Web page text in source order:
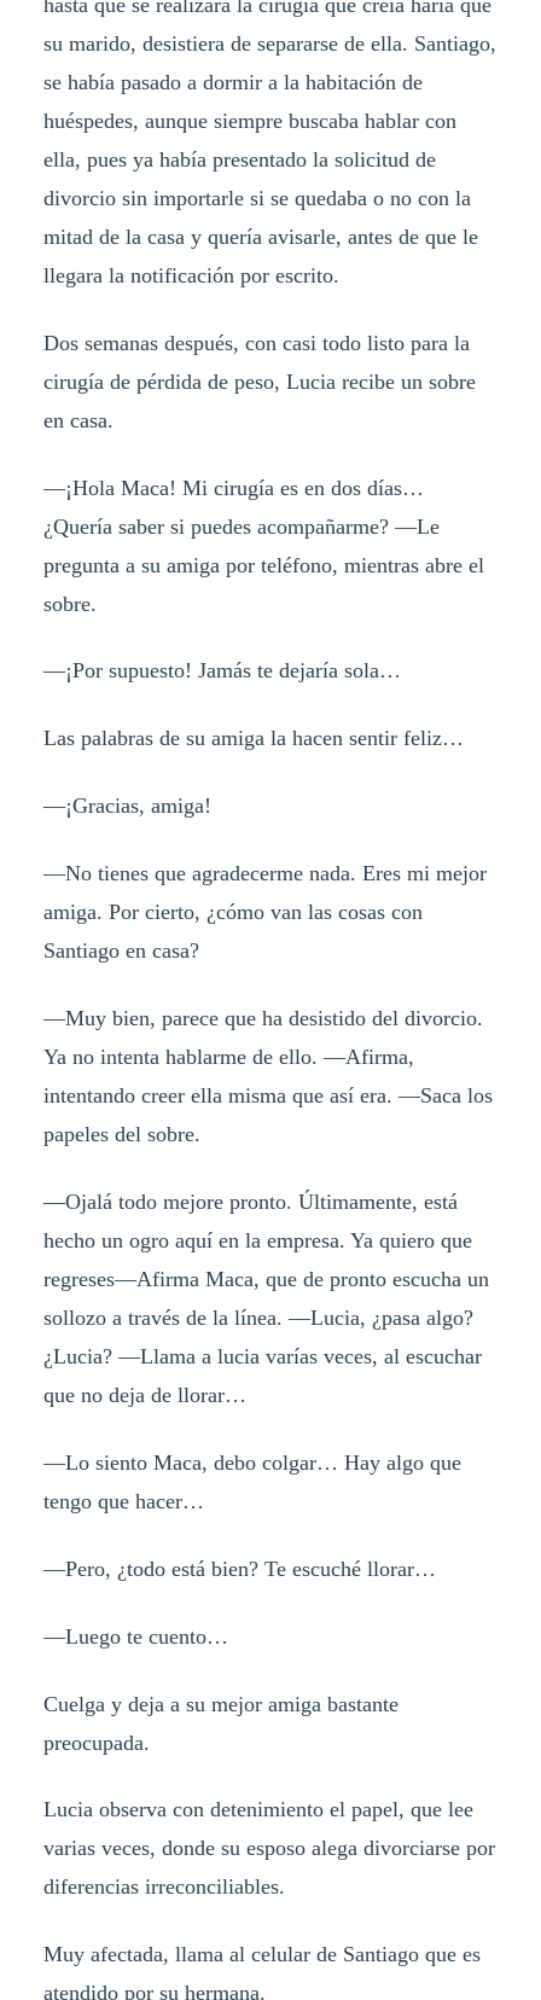
su marido, desistiera de separarse de ella. Santiago,
se había pasado a dormir a la habitación de
huéspedes, aunque siempre buscaba hablar con
ella, pues ya había presentado la solicitud de
divorcio sin importarle si se quedaba o no con la
mitad de la casa y quería avisarle, antes de que le
llegara la notificación por escrito.
Dos semanas después, con casi todo listo para la
cirugía de pérdida de peso, Lucia recibe un sobre
en casa.
—¡Hola Maca! Mi cirugía es en dos días…
¿Quería saber si puedes acompañarme? —Le
pregunta a su amiga por teléfono, mientras abre el
sobre.
—¡Por supuesto! Jamás te dejaría sola…
Las palabras de su amiga la hacen sentir feliz…
—¡Gracias, amiga!
—No tienes que agradecerme nada. Eres mi mejor
amiga. Por cierto, ¿cómo van las cosas con
Santiago en casa?
—Muy bien, parece que ha desistido del divorcio.
Ya no intenta hablarme de ello. —Afirma,
intentando creer ella misma que así era. —Saca los
papeles del sobre.
—Ojalá todo mejore pronto. Últimamente, está
hecho un ogro aquí en la empresa. Ya quiero que
regreses—Afirma Maca, que de pronto escucha un
sollozo a través de la línea. —Lucia, ¿pasa algo?
¿Lucia? —Llama a lucia varías veces, al escuchar
que no deja de llorar…
—Lo siento Maca, debo colgar… Hay algo que
tengo que hacer…
—Pero, ¿todo está bien? Te escuché llorar…
—Luego te cuento…
Cuelga y deja a su mejor amiga bastante
preocupada.
Lucia observa con detenimiento el papel, que lee
varias veces, donde su esposo alega divorciarse por
diferencias irreconciliables.
Muy afectada, llama al celular de Santiago que es
atendido por su hermana.